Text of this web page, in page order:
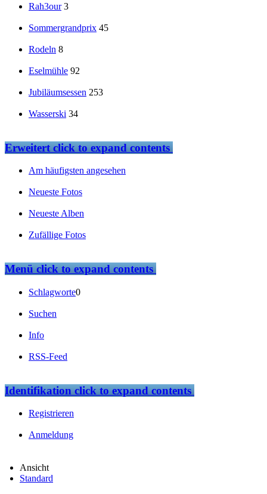
Rah3our 3
Sommergrandprix 45
Rodeln 8
Eselmühle 92
Jubiläumsessen 253
Wasserski 34
Erweitertclick to expand contents
Am häufigsten angesehen
Neueste Fotos
Neueste Alben
Zufällige Fotos
Menüclick to expand contents
Schlagworte0
Suchen
Info
RSS-Feed
Identifikationclick to expand contents
Registrieren
Anmeldung
Ansicht
Standard